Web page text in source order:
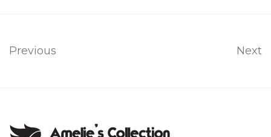
Previous Next